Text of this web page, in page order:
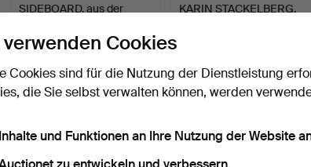
SIDEBOARD, aus der
Beendet 4. Jun 2026
179 USD
KARIN STACKELBERG.
79 USD
Cookies
Cookies sind für die Nutzung der Dienstleistung
die Sie selbst verwalten können, werden
Inhalte und Funktionen an Ihre Nutzung der Website